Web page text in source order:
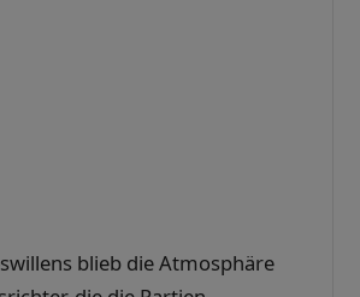
blieb die Atmosphäre